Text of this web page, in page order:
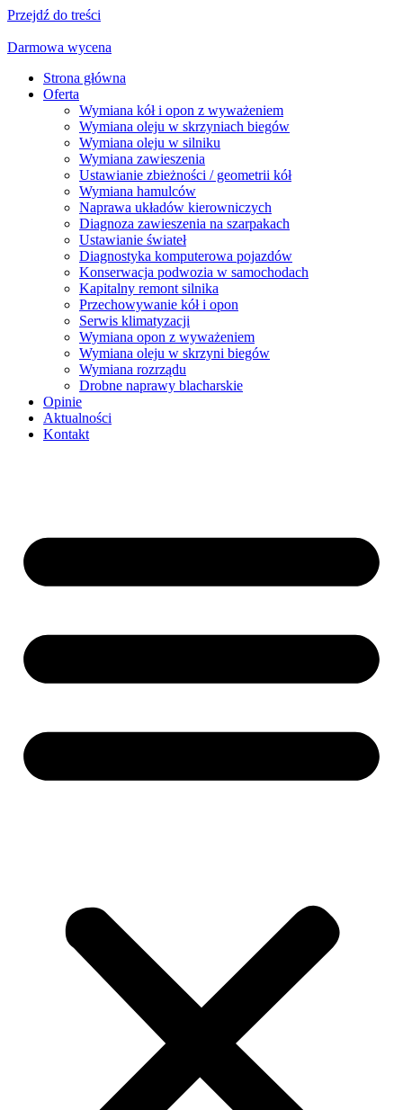
Przejdź do treści
Darmowa wycena
Strona główna
Oferta
Wymiana kół i opon z wyważeniem
Wymiana oleju w skrzyniach biegów
Wymiana oleju w silniku
Wymiana zawieszenia
Ustawianie zbieżności / geometrii kół
Wymiana hamulców
Naprawa układów kierowniczych
Diagnoza zawieszenia na szarpakach
Ustawianie świateł
Diagnostyka komputerowa pojazdów
Konserwacja podwozia w samochodach
Kapitalny remont silnika
Przechowywanie kół i opon
Serwis klimatyzacji
Wymiana opon z wyważeniem
Wymiana oleju w skrzyni biegów
Wymiana rozrządu
Drobne naprawy blacharskie
Opinie
Aktualności
Kontakt